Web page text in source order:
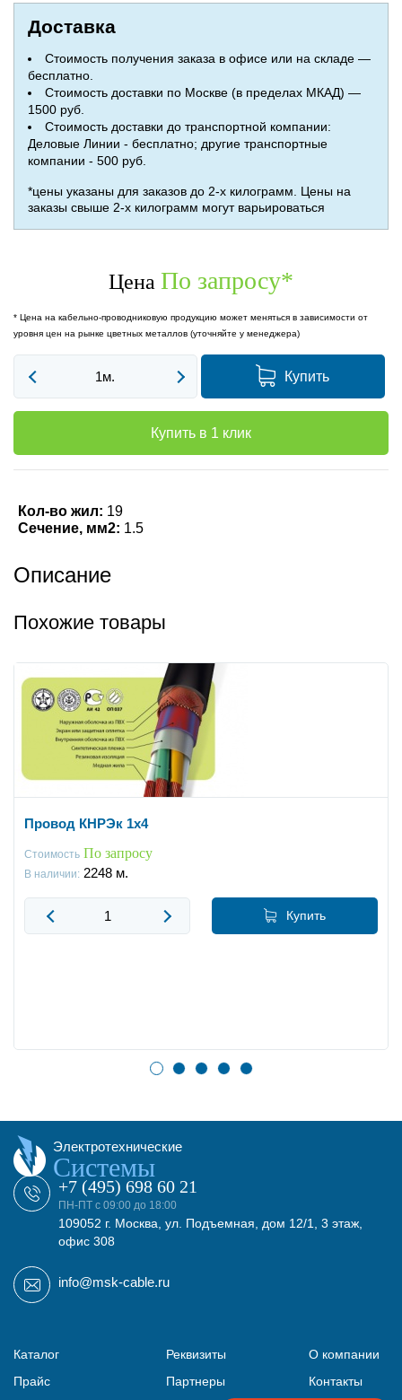
Доставка
Стоимость получения заказа в офисе или на складе —
бесплатно.
Стоимость доставки по Москве (в пределах МКАД) —
1500 руб.
Стоимость доставки до транспортной компании:
Деловые Линии - бесплатно; другие транспортные
компании - 500 руб.
*цены указаны для заказов до 2-х килограмм. Цены на
заказы свыше 2-х килограмм могут варьироваться
Цена По запросу*
* Цена на кабельно-проводниковую продукцию может меняться в зависимости от
уровня цен на рынке цветных металлов (уточняйте у менеджера)
Купить
Купить в 1 клик
Кол-во жил: 19
Сечение, мм2: 1.5
Описание
Похожие товары
Провод КНРЭк 1x4
Стоимость По запросу
В наличии: 2248 м.
Купить
Электротехнические
Системы
+7 (495) 698 60 21
ПН-ПТ с 09:00 до 18:00
109052 г. Москва, ул. Подъемная, дом 12/1, 3 этаж,
офис 308
info@msk-cable.ru
Каталог
Прайс
Реквизиты
Партнеры
О компании
Контакты